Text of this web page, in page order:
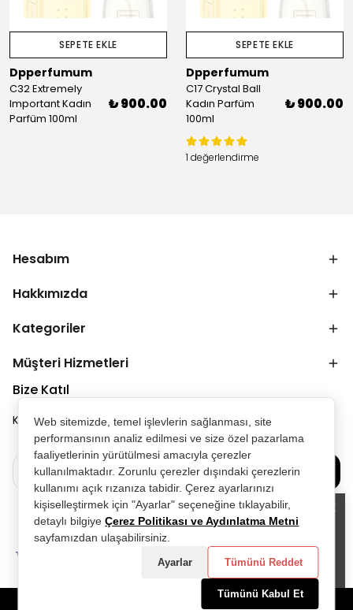
Web sitemizde, temel işlevlerin sağlanması, site
performansının analiz edilmesi ve size özel pazarlama
faaliyetlerinin yürütülmesi amacıyla çerezler
kullanılmaktadır. Zorunlu çerezler dışındaki çerezlerin
kullanımı açık rızanıza tabidir. Çerez ayarlarınızı
kişiselleştirmek için "Ayarlar" seçeneğine tıklayabilir,
detaylı bilgiyeÇerez Politikası ve Aydınlatma Metni
sayfamızdan ulaşabilirsiniz.
Ayarlar Tümünü Reddet
Tümünü Kabul Et
Alışveriş deneyiminizi iyileştirmek için
yasal düzenlemelere uygun çerezler
(cookies) kullanıyoruz. Detaylı bilgiye
Gizlilik ve Çerez Politikasısayfamızdan
SEPETE EKLE
Dpperfumum
C32 Extremely
Important Kadın
Parfüm 100ml
₺ 900.00
SEPETE EKLE
Dpperfumum
C17 Crystal Ball
Kadın Parfüm
100ml
₺ 900.00
1 değerlendirme
Hesabım
Hakkımızda
Kategoriler
Müşteri Hizmetleri
Bize Katıl
Kampanya ve duyurulardan ilk senin haberin olsun.
Bize Katılın
©2025 Tüm Hakları Saklıdır - D&P Perfumum tarafından